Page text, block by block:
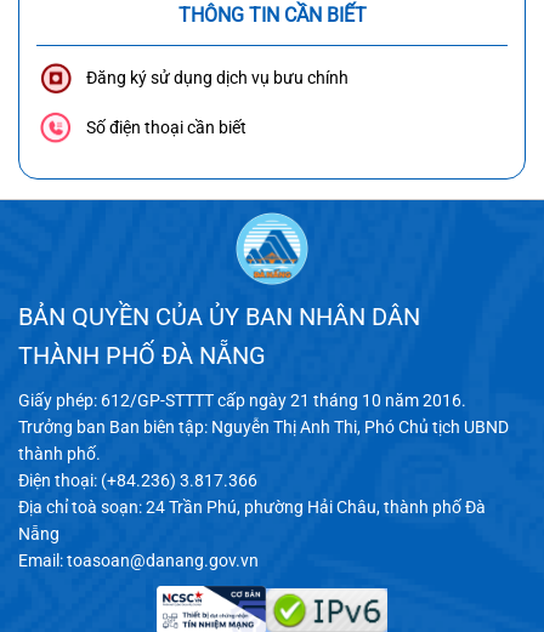
THÔNG TIN CẦN BIẾT
Đăng ký sử dụng dịch vụ bưu chính
Số điện thoại cần biết
BẢN QUYỀN CỦA ỦY BAN NHÂN DÂN
THÀNH PHỐ ĐÀ NẴNG
Giấy phép: 612/GP-STTTT cấp ngày 21 tháng 10 năm 2016.
Trưởng ban Ban biên tập: Nguyễn Thị Anh Thi, Phó Chủ tịch UBND
thành phố.
Điện thoại: (+84.236) 3.817.366
Địa chỉ toà soạn: 24 Trần Phú, phường Hải Châu, thành phố Đà
Nẵng
Email:toasoan@danang.gov.vn